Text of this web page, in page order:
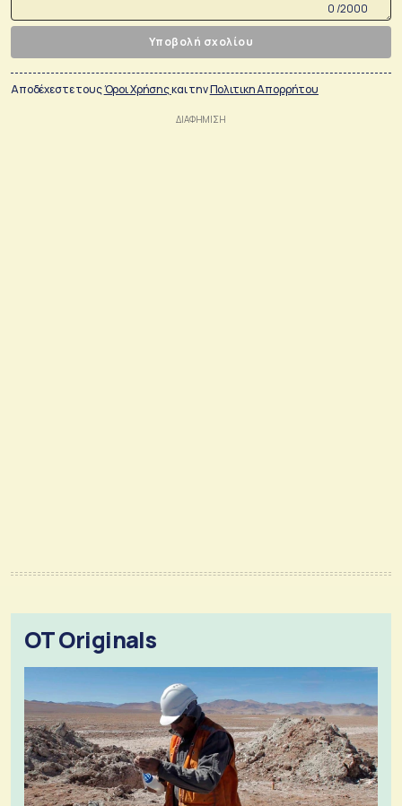
0 /2000
Υποβολή σχολίου
Αποδέχεστε τουςΌροι Χρήσηςκαι τηνΠολιτικη Απορρήτου
OT Originals